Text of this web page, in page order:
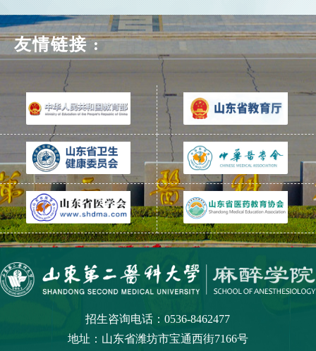
友情链接 :
招生咨询电话：0536-8462477
地址：山东省潍坊市宝通西街7166号